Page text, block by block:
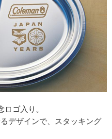
ロゴ入り。
デザインで、スタッキング